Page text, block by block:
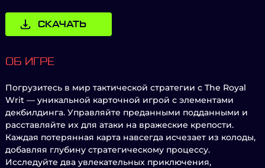
СКАЧАТЬ
ОБ ИГРЕ
Погрузитесь в мир тактической стратегии с The Royal
Writ — уникальной карточной игрой с элементами
декбилдинга. Управляйте преданными подданными и
расставляйте их для атаки на вражеские крепости.
Каждая потерянная карта навсегда исчезает из колоды,
добавляя глубину стратегическому процессу.
Исследуйте два увлекательных приключения,